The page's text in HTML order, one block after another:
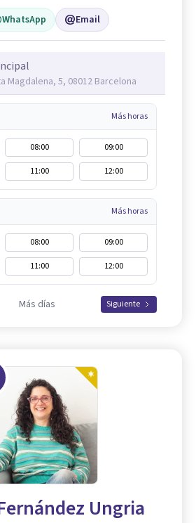
WhatsApp Email
Magdalena, 5, 08012 Barcelona
Más horas
08:00
09:00
11:00 12:00
Más horas
08:00
09:00
11:00 12:00
Más días Siguiente
Ungria